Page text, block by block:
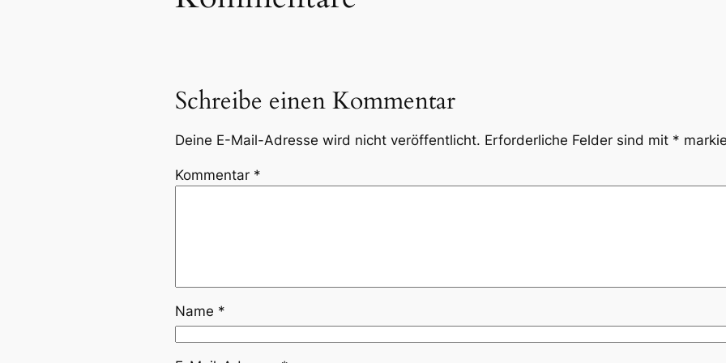
Schreibe einen Kommentar
Deine E-Mail-Adresse wird nicht veröffentlicht. Erforderliche Felder sind mit *
Kommentar *
Name *